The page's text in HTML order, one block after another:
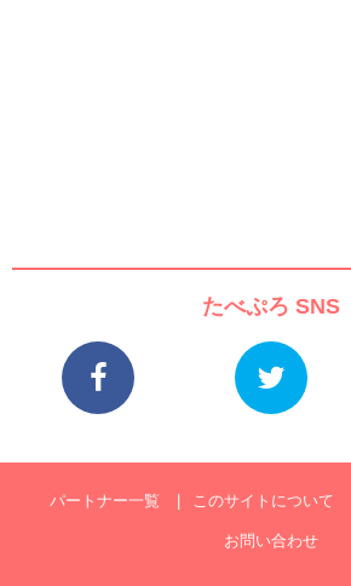
たべぷろ SNS
パートナー一覧 このサイトについて
お問い合わせ